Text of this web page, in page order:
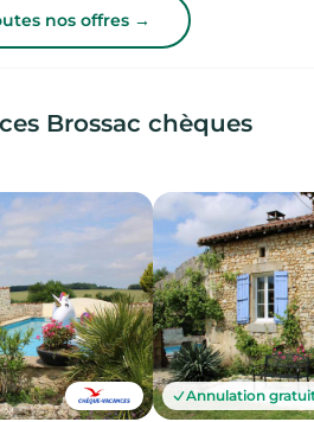
nos offres →
Brossac chèques
Annulation